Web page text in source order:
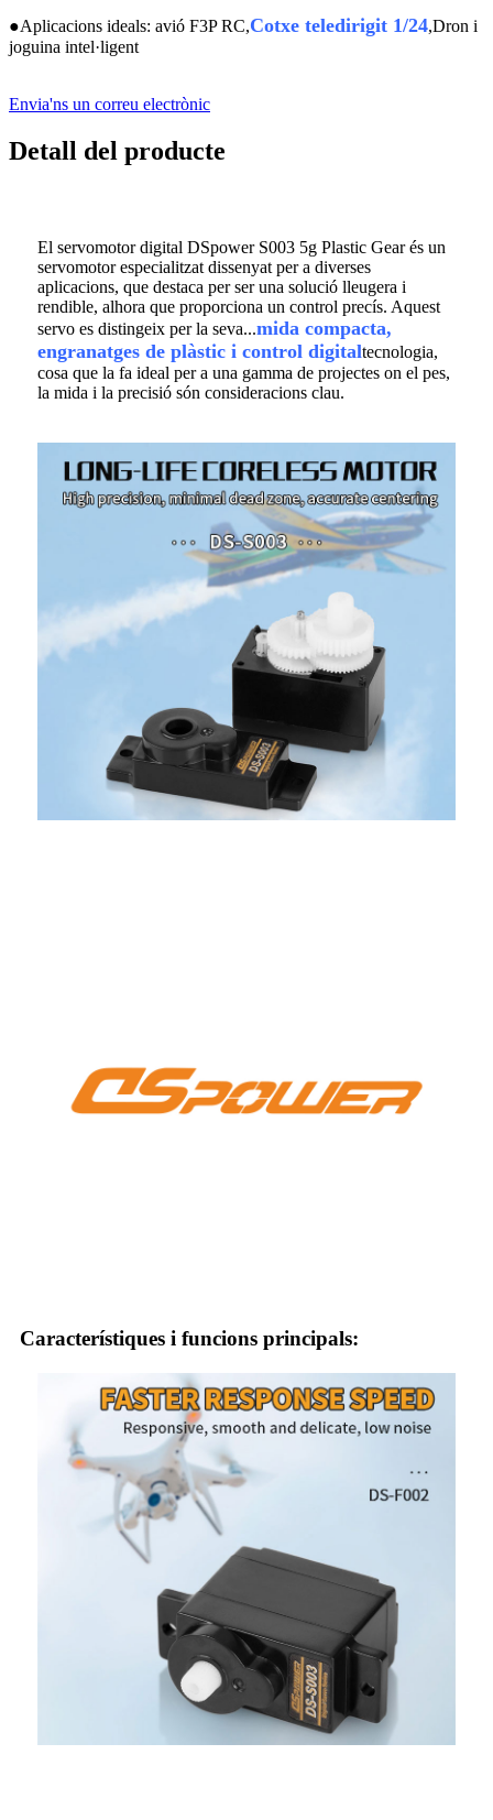
●Aplicacions ideals: avió F3P RC,Cotxe teledirigit 1/24,Dron i
joguina intel·ligent
Envia'ns un correu electrònic
Detall del producte
El servomotor digital DSpower S003 5g Plastic Gear és un
servomotor especialitzat dissenyat per a diverses
aplicacions, que destaca per ser una solució lleugera i
rendible, alhora que proporciona un control precís. Aquest
servo es distingeix per la seva...mida compacta,
engranatges de plàstic i control digitaltecnologia,
cosa que la fa ideal per a una gamma de projectes on el pes,
la mida i la precisió són consideracions clau.
Característiques i funcions principals: